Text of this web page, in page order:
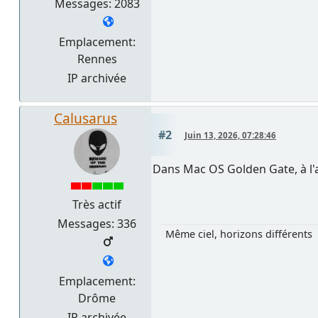
Messages: 2083
Emplacement:
Rennes
IP archivée
Calusarus
Très actif
Messages: 336
Emplacement:
Drôme
#2 Juin 13, 2026, 07:28:46
Dans Mac OS Golden Gate, à
Même ciel, horizons différents